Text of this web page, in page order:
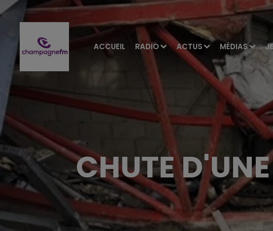
ACCUEIL RADIO ACTUS MÉDIAS
CHUTE